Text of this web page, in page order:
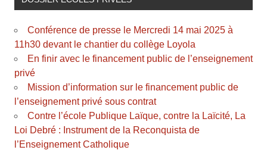
Conférence de presse le Mercredi 14 mai 2025 à
11h30 devant le chantier du collège Loyola
En finir avec le financement public de l’enseignement
privé
Mission d’information sur le financement public de
l’enseignement privé sous contrat
Contre l’école Publique Laïque, contre la Laïcité, La
Loi Debré : Instrument de la Reconquista de
l’Enseignement Catholique